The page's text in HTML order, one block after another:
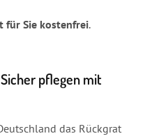
für Sie kostenfrei.
pflegen mit
das Rückgrat